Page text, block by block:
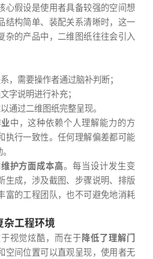
心假设是使用者具备较强的空间想
结构简单、装配关系清晰时，这一
杂的产品中，二维图纸往往会引入
，需要操作者通过脑补判断；
字说明进行补充；
通过二维图纸完整呈现。
中，这种依赖个人理解能力的方
执行一致性。任何理解偏差都可能
护方面成本高。每当设计发生变
生成，涉及截图、步骤说明、排版
富的工程团队，也不可避免地消耗
杂工程环境
视觉炫酷，而在于降低了理解门
空间位置可以直观呈现，使用者无